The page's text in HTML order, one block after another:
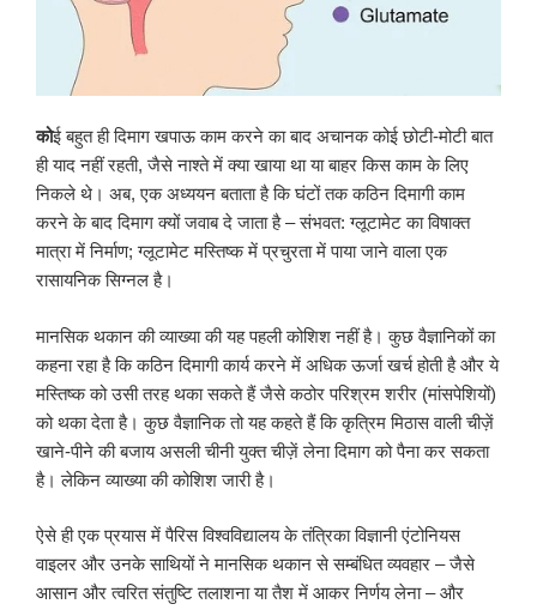
कोई बहुत ही दिमाग खपाऊ काम करने का बाद अचानक कोई छोटी-मोटी बात
ही याद नहीं रहती, जैसे नाश्ते में क्या खाया था या बाहर किस काम के लिए
निकले थे। अब, एक अध्ययन बताता है कि घंटों तक कठिन दिमागी काम
करने के बाद दिमाग क्यों जवाब दे जाता है – संभवत: ग्लूटामेट का विषाक्त
मात्रा में निर्माण; ग्लूटामेट मस्तिष्क में प्रचुरता में पाया जाने वाला एक
रासायनिक सिग्नल है।
मानसिक थकान की व्याख्या की यह पहली कोशिश नहीं है। कुछ वैज्ञानिकों का
कहना रहा है कि कठिन दिमागी कार्य करने में अधिक ऊर्जा खर्च होती है और ये
मस्तिष्क को उसी तरह थका सकते हैं जैसे कठोर परिश्रम शरीर (मांसपेशियों)
को थका देता है। कुछ वैज्ञानिक तो यह कहते हैं कि कृत्रिम मिठास वाली चीज़ें
खाने-पीने की बजाय असली चीनी युक्त चीज़ें लेना दिमाग को पैना कर सकता
है। लेकिन व्याख्या की कोशिश जारी है।
ऐसे ही एक प्रयास में पैरिस विश्वविद्यालय के तंत्रिका विज्ञानी एंटोनियस
वाइलर और उनके साथियों ने मानसिक थकान से सम्बंधित व्यवहार – जैसे
आसान और त्वरित संतुष्टि तलाशना या तैश में आकर निर्णय लेना – और